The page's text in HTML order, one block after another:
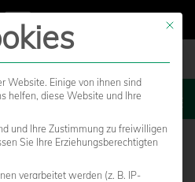
MENU
Mit
Website. Einige von ihnen sind
helfen, diese Website und Ihre
und Ihre Zustimmung zu freiwilligen
Sie Ihre Erziehungsberechtigten
verarbeitet werden (z. B. IP-